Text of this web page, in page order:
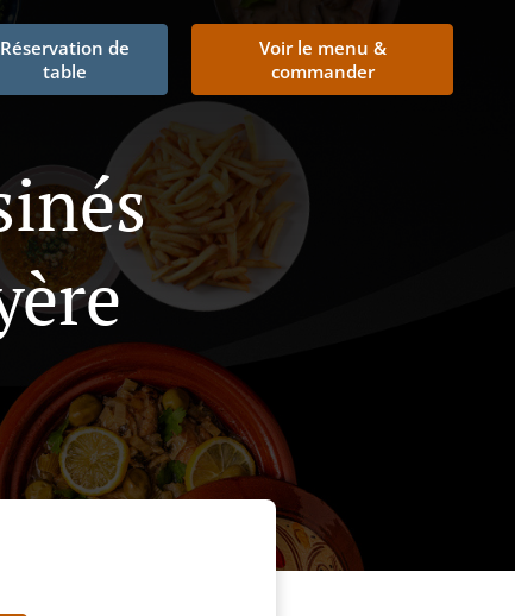
Réservation de
table
Voir le menu &
commander